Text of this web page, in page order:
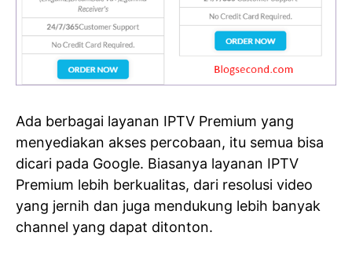
Ada berbagai layanan IPTV Premium yang
menyediakan akses percobaan, itu semua bisa
dicari pada Google. Biasanya layanan IPTV
Premium lebih berkualitas, dari resolusi video
yang jernih dan juga mendukung lebih banyak
channel yang dapat ditonton.